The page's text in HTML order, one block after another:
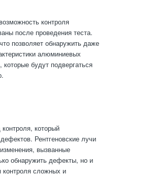
контроля
после проведения теста.
позволяет обнаружить даже
алюминиевых
будут подвергаться
который
Рентгеновские лучи
вызванные
обнаружить дефекты, но и
сложных и